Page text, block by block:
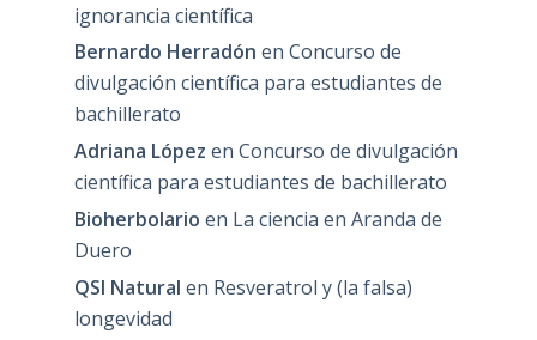
ignorancia científica
Bernardo Herradón en Concurso de
divulgación científica para estudiantes de
bachillerato
Adriana López en Concurso de divulgación
científica para estudiantes de bachillerato
Bioherbolario en La ciencia en Aranda de
Duero
QSI Natural en Resveratrol y (la falsa)
longevidad